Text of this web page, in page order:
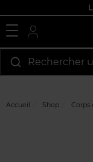
Rechercher
Accueil Shop Corps